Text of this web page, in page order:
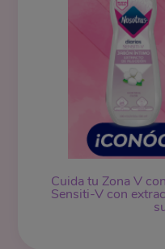
Cuida tu Zona V
Sensiti-V con